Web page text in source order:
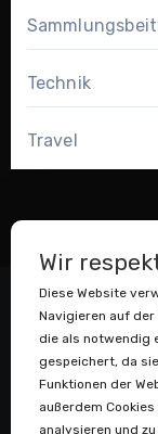
Technik
Travel
Wir
Diese Website
Navigieren auf der
die als notwendig
gespeichert, da
Funktionen der
außerdem
analysieren und